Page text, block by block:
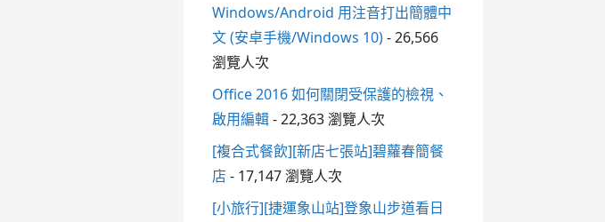
Windows/Android 用注音打出簡體中
文 (安卓手機/Windows 10)- 26,566
瀏覽人次
Office 2016 如何關閉受保護的檢視、
啟用編輯- 22,363 瀏覽人次
[複合式餐飲][新店七張站]碧蘿春簡餐
店- 17,147 瀏覽人次
[小旅行][捷運象山站]登象山步道看日